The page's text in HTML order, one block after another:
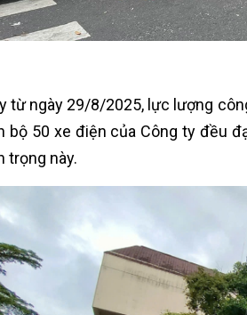
từ ngày 29/8/2025, lực lượng
bộ 50 xe điện của Công ty đều
trọng này.